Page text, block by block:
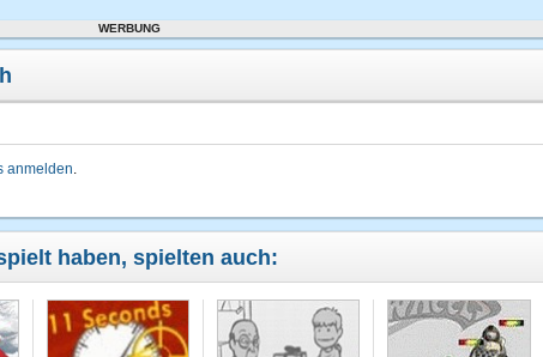
WERBUNG
anmelden.
haben, spielten auch: